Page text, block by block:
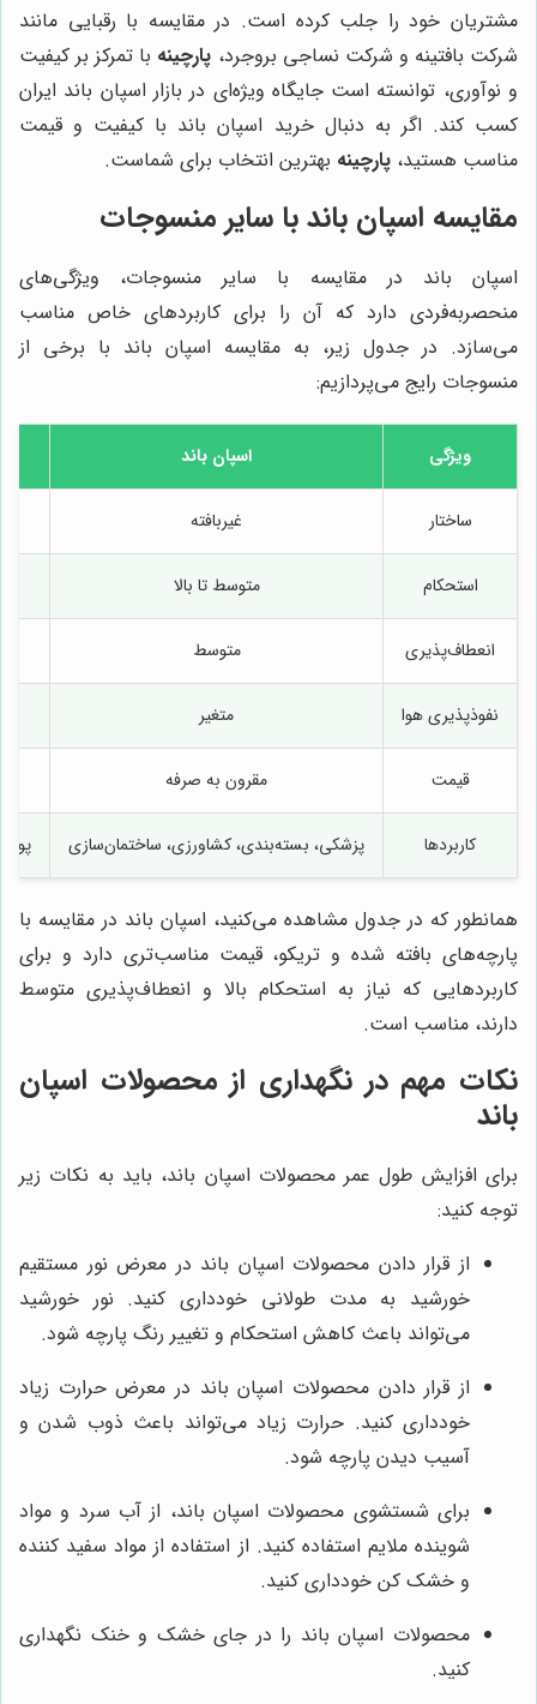
مشتریان خود را جلب کرده است. در مقایسه با رقبایی مانند
شرکت بافتینه و شرکت نساجی بروجرد، پارچینه با تمرکز بر کیفیت
و نوآوری، توانسته است جایگاه ویژه‌ای در بازار اسپان باند ایران
کسب کند. اگر به دنبال خرید اسپان باند با کیفیت و قیمت
مناسب هستید، پارچینه بهترین انتخاب برای شماست.
مقایسه اسپان باند با سایر منسوجات
اسپان باند در مقایسه با سایر منسوجات، ویژگی‌های
منحصربه‌فردی دارد که آن را برای کاربردهای خاص مناسب
می‌سازد. در جدول زیر، به مقایسه اسپان باند با برخی از
منسوجات رایج می‌پردازیم:
ویژگی اسپان باند
ساختار غیربافته
استحکام متوسط تا بالا
انعطاف‌پذیری متوسط
نفوذپذیری هوا متغیر
قیمت مقرون به صرفه
کاربردها پزشکی، بسته‌بندی، کشاورزی، ساختمان‌سازی
همانطور که در جدول مشاهده می‌کنید، اسپان باند در مقایسه با
پارچه‌های بافته شده و تریکو، قیمت مناسب‌تری دارد و برای
کاربردهایی که نیاز به استحکام بالا و انعطاف‌پذیری متوسط
دارند، مناسب است.
نکات مهم در نگهداری از محصولات اسپان
باند
برای افزایش طول عمر محصولات اسپان باند، باید به نکات زیر
توجه کنید:
از قرار دادن محصولات اسپان باند در معرض نور مستقیم
خورشید به مدت طولانی خودداری کنید. نور خورشید
می‌تواند باعث کاهش استحکام و تغییر رنگ پارچه شود.
از قرار دادن محصولات اسپان باند در معرض حرارت زیاد
خودداری کنید. حرارت زیاد می‌تواند باعث ذوب شدن و
آسیب دیدن پارچه شود.
برای شستشوی محصولات اسپان باند، از آب سرد و مواد
شوینده ملایم استفاده کنید. از استفاده از مواد سفید کننده
و خشک کن خودداری کنید.
محصولات اسپان باند را در جای خشک و خنک نگهداری
کنید.